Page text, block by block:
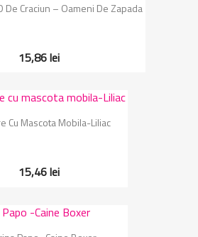
De Craciun – Oameni De Zapada
15,86 lei
Cu Mascota Mobila-Liliac
15,46 lei